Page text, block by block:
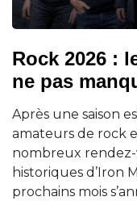
Rock 2026 :
ne pas
Après une saison
amateurs de rock
nombreux
historiques d’Iron
prochains mois